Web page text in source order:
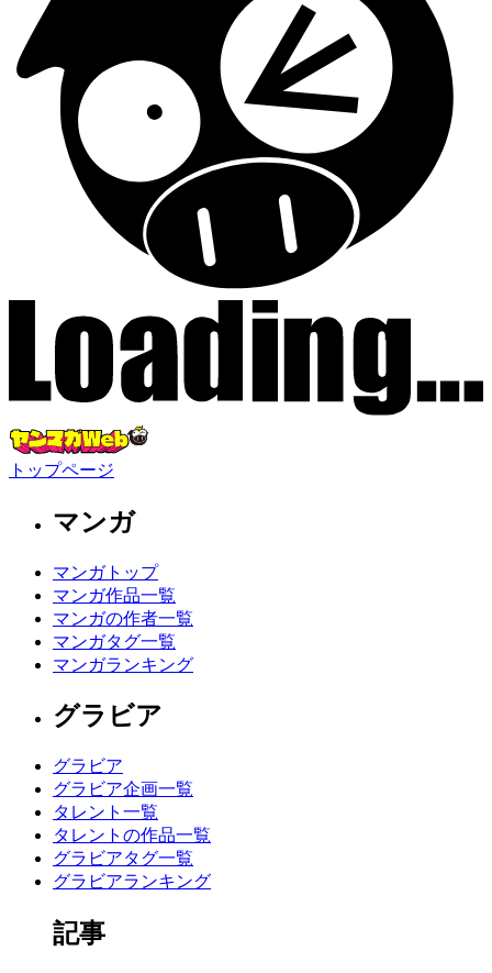
トップページ
マンガ
マンガトップ
マンガ作品一覧
マンガの作者一覧
マンガタグ一覧
マンガランキング
グラビア
グラビア
グラビア企画一覧
タレント一覧
タレントの作品一覧
グラビアタグ一覧
グラビアランキング
記事